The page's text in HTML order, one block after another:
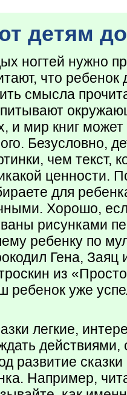
детям
ногтей нужно
что ребенок
смысла
и мир книг
Безусловно,
чем текст,
ценности.
для
Хорошо,
рисунками
ребенку по
Гена, Заяц
из
ребенок уже
легкие,
действиями,
развитие
Например,